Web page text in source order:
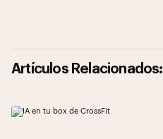
Artículos Relacionados: